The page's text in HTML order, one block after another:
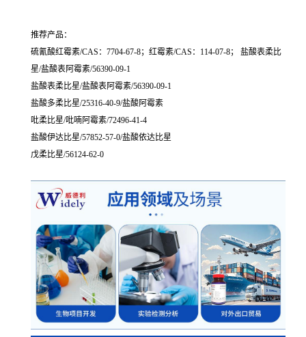
推荐产品：
硫氰酸红霉素/CAS：7704-67-8；红霉素/CAS：114-07-8； 盐酸表柔比
星/盐酸表阿霉素/56390-09-1
盐酸表柔比星/盐酸表阿霉素/56390-09-1
盐酸多柔比星/25316-40-9/盐酸阿霉素
吡柔比星/吡喃阿霉素/72496-41-4
盐酸伊达比星/57852-57-0/盐酸依达比星
戊柔比星/56124-62-0